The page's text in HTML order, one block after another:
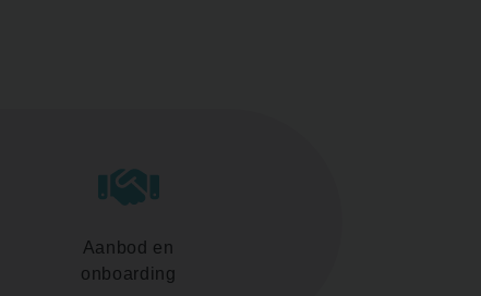
Aanbod en
onboarding